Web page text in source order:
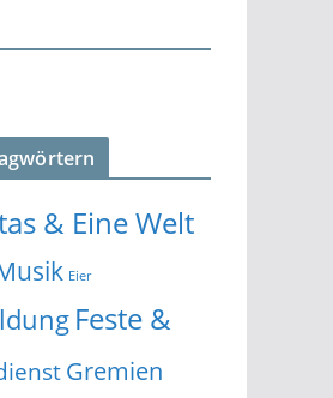
& Eine Welt
Eier
Feste &
Gremien